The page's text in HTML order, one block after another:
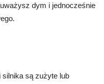
dym i jednocześnie
są zużyte lub